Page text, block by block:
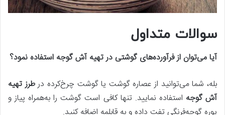
سوالات متداول
آیا می‌توان از فرآورده‌های گوشتی در تهیه آش گوجه استفاده نمود؟
بله، شما می‌توانید از عصاره گوشت یا گوشت چرخ‌کرده درطرز تهیه
آش گوجه استفاده نمایید. تنها کافی است گوشت را به‌همراه پیاز و
پوره گوجه‌فرنگی تفت داده و به قابلمه اضافه کنید.